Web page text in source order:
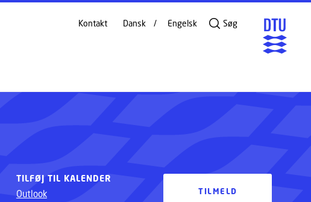
Kontakt Dansk Engelsk Søg
TILFØJ TIL KALENDER
Outlook
TILMELD